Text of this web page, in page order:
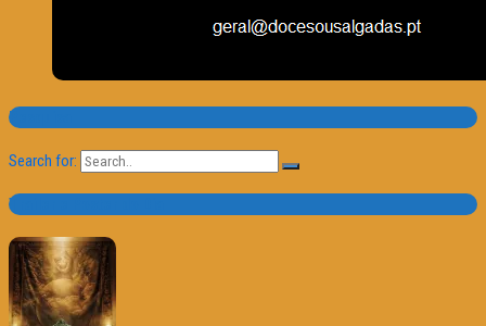
Pesquisa
Search for:
Trailer e Poster do Dia